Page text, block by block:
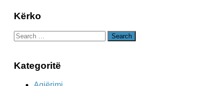
Kërko
Search
for:
Kategoritë